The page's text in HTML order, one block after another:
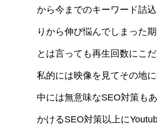
から今までのキーワード詰
りから伸び悩んでしまった
とは言っても再生回数にこ
私的には映像を見てその地
中には無意味なSEO対策も
かけるSEO対策以上に